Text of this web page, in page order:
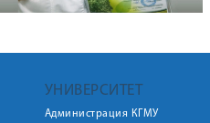
УНИВЕРСИТЕТ
Администрация КГМУ